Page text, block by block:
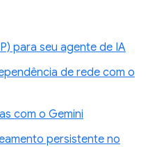
para seu agente de IA
de rede com o
com o Gemini
persistente no